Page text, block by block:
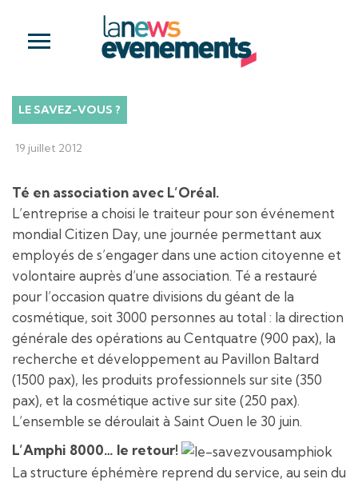
LE SAVEZ-VOUS ?
19 juillet 2012
Té en association avec L’Oréal.
L’entreprise a choisi le traiteur pour son événement
mondial Citizen Day, une journée permettant aux
employés de s’engager dans une action citoyenne et
volontaire auprès d’une association. Té a restauré
pour l’occasion quatre divisions du géant de la
cosmétique, soit 3000 personnes au total : la direction
générale des opérations au Centquatre (900 pax), la
recherche et développement au Pavillon Baltard
(1500 pax), les produits professionnels sur site (350
pax), et la cosmétique active sur site (250 pax).
L’ensemble se déroulait à Saint Ouen le 30 juin.
L’Amphi 8000… le retour!
La structure éphémère reprend du service, au sein du